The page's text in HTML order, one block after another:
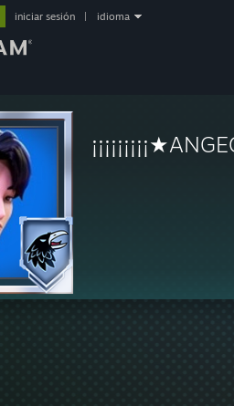
iniciar sesión idioma